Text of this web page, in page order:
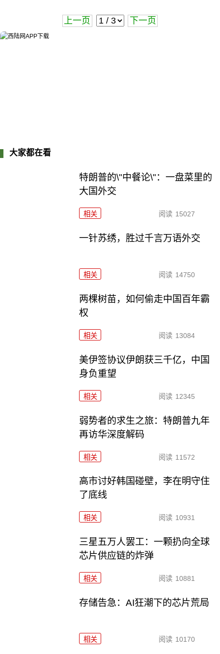
上一页 下一页
大家都在看
特朗普的\"中餐论\"：一盘菜里的
大国外交
相关 阅读 15027
一针苏绣，胜过千言万语外交
相关 阅读 14750
两棵树苗，如何偷走中国百年霸
权
相关 阅读 13084
美伊签协议伊朗获三千亿，中国
身负重望
相关 阅读 12345
弱势者的求生之旅：特朗普九年
再访华深度解码
相关 阅读 11572
高市讨好韩国碰壁，李在明守住
了底线
相关 阅读 10931
三星五万人罢工：一颗扔向全球
芯片供应链的炸弹
相关 阅读 10881
存储告急：AI狂潮下的芯片荒局
相关 阅读 10170